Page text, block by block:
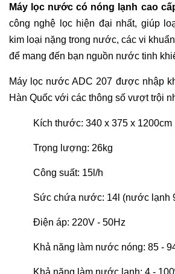
Máy lọc nước có nóng lạnh cao
công nghệ lọc hiện đại nhất, giúp
kim loại nặng trong nước, các vi
để mang đến bạn nguồn nước tinh
Máy lọc nước ADC 207 được nhập
Hàn Quốc với các thông số vượt trội
Kích thước: 340 x 375 x 1200cm
Trọng lượng: 26kg
Công suất: 15l/h
Sức chứa nước: 14l (nước lạnh
Điện áp: 220V - 50Hz
Khả năng làm nước nóng: 85 -
Khả năng làm nước lạnh: 4 -